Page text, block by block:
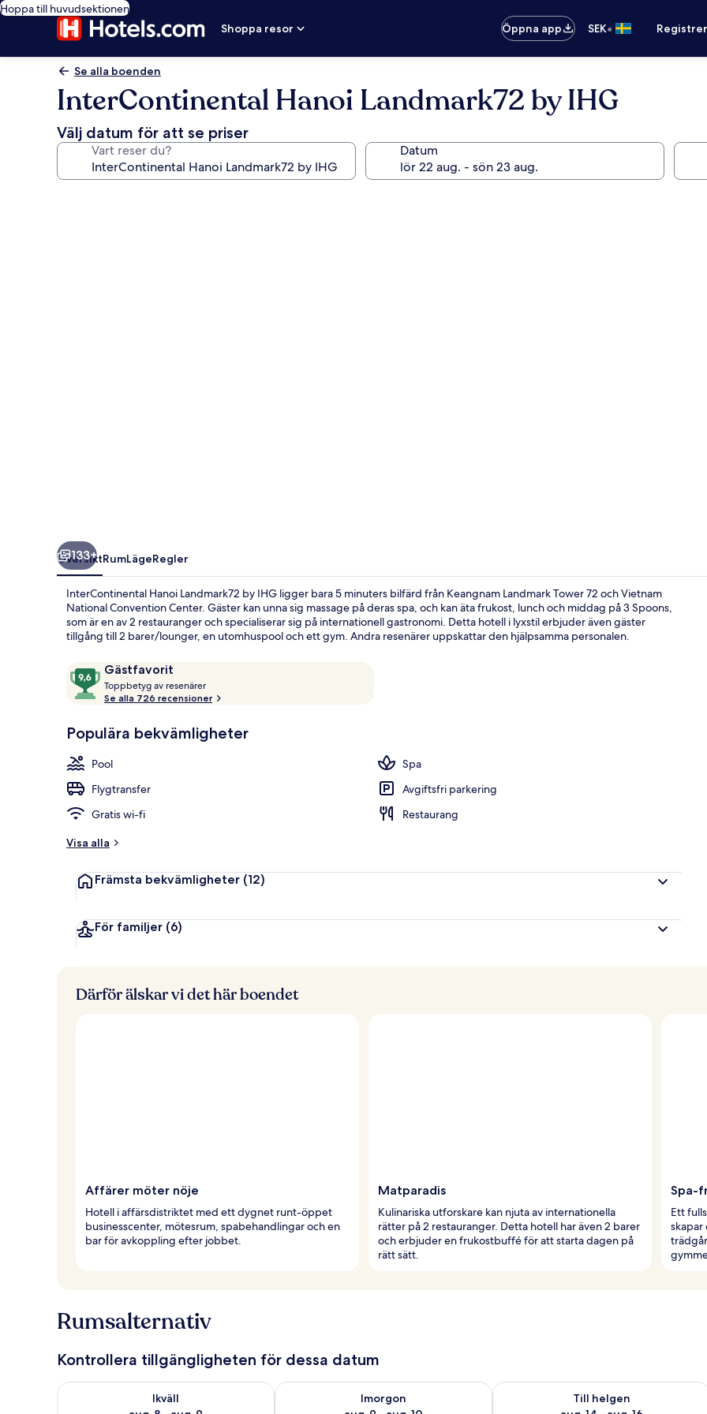
Hoppa till huvudsektionen
Shoppa resor
Öppna app SEK•
Se alla boenden
InterContinental Hanoi Landmark72 by IHG
Välj datum för att se priser
Vart reser du? Datum
133+
ÖversiktRumLägeRegler
InterContinental Hanoi Landmark72 by IHG ligger bara 5 minuters bilfärd från Keangnam Landmark Tower 72 och Vietnam
National Convention Center. Gäster kan unna sig massage på deras spa, och kan äta frukost, lunch och middag på 3 Spoons,
som är en av 2 restauranger och specialiserar sig på internationell gastronomi. Detta hotell i lyxstil erbjuder även gäster
tillgång till 2 barer/lounger, en utomhuspool och ett gym. Andra resenärer uppskattar den hjälpsamma personalen.
RecensionerGästfavorit
9,6
av
10,
Toppbetyg av resenärer
o
p
b
r
e
Se alla 726 recensioner
Populära bekvämligheter
Pool
Spa
Flygtransfer
Avgiftsfri parkering
Gratis wi-fi
Restaurang
Visa alla
Främsta bekvämligheter (12)
För familjer (6)
Därför älskar vi det här boendet
Affärer möter nöje
Hotell i affärsdistriktet med ett dygnet runt-öppet
businesscenter, mötesrum, spabehandlingar och en
bar för avkoppling efter jobbet.
Matparadis
Kulinariska utforskare kan njuta av internationella
rätter på 2 restauranger. Detta hotell har även 2 barer
och erbjuder en frukostbuffé för att starta dagen på
rätt sätt.
Spa-
Ett
skapar
Rumsalternativ
Kontrollera tillgängligheten för dessa datum
Ikväll
Kontrollera tillgängligheten för ikväll aug. 8 - aug. 9
Imorgon
Kontrollera tillgängligheten för imorgon aug. 9 - aug. 10
Till helgen
Kontrollera tillgängligheten för den